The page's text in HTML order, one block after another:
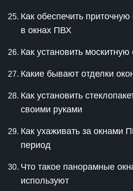
Как обеспечить
в окнах ПВХ
Как установить
Какие бывают отделки
Как установить
своими руками
Как ухаживать за окнами
период
Что такое панорамные
используют